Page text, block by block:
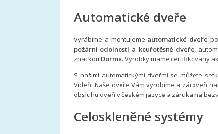
Automatické dveře
Vyrábíme a montujeme automatické dveře
požární odolností a kouřotěsné dveře,
značkou Dorma. Výrobky máme certifikovány
S našimi automatickými dveřmi se můžete
Vídeň. Naše dveře Vám vyrobíme a zároveň
obsluhu dveří v českém jazyce a záruka na
Celoskleněné systémy